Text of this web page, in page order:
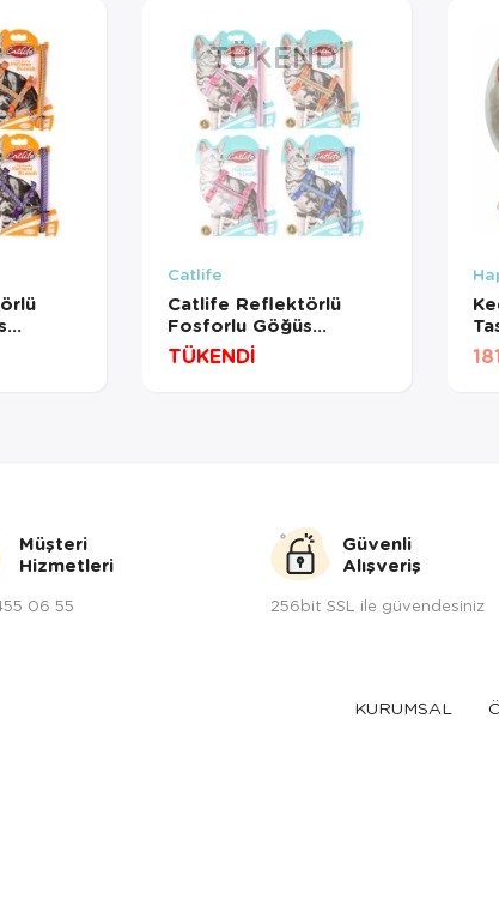
TÜKENDI
Catlife
Catlife Reflektörlü
Fosforlu Göğüs
Tasması Gezdirme
TÜKENDİ
Müşteri
Hizmetleri
06 55
Güvenli
Alışveriş
256bit SSL ile güvendesiniz
KURUMSAL